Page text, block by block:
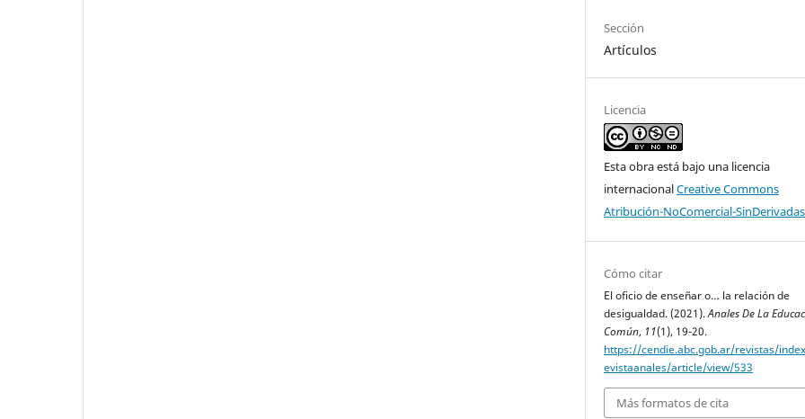
Sección
Artículos
Licencia
Esta obra está bajo una licencia
internacionalCreative Commons
Atribución-NoComercial-
Cómo citar
El oficio de enseñar o… la relación de
desigualdad. (2021).Anales De La
Común, 11(1), 19-20.
https://cendie.abc.gob.ar/revistas/
evistaanales/article/view/533
Más formatos de cita